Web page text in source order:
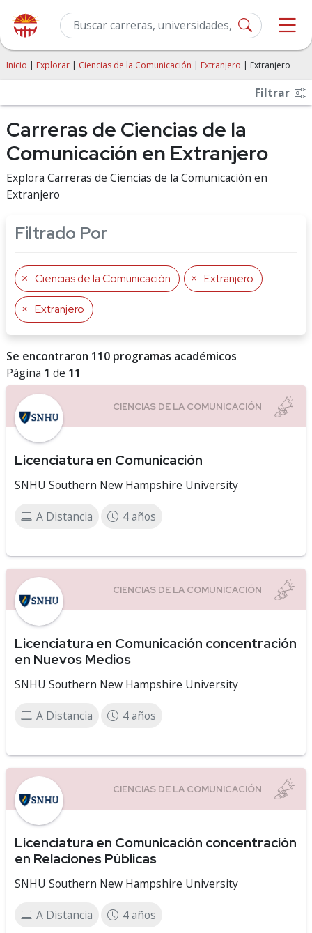
Inicio | Explorar | Ciencias de la Comunicación | Extranjero | Extranjero
Filtrar
Carreras de Ciencias de la
Comunicación en Extranjero
Explora Carreras de Ciencias de la Comunicación en
Extranjero
Filtrado Por
Ciencias de la Comunicación Extranjero
Extranjero
Se encontraron 110 programas académicos
Página 1 de 11
Licenciatura en Comunicación
SNHU Southern New Hampshire University
A Distancia 4 años
Licenciatura en Comunicación concentración
en Nuevos Medios
SNHU Southern New Hampshire University
A Distancia 4 años
Licenciatura en Comunicación concentración
en Relaciones Públicas
SNHU Southern New Hampshire University
A Distancia 4 años